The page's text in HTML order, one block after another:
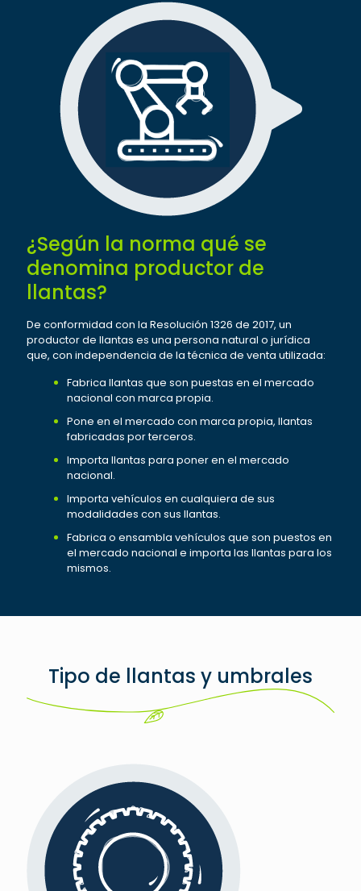
¿Según la norma qué se
denomina productor de
llantas?
De conformidad con la Resolución 1326 de 2017, un
productor de llantas es una persona natural o jurídica
que, con independencia de la técnica de venta utilizada:
Fabrica llantas que son puestas en el mercado
nacional con marca propia.
Pone en el mercado con marca propia, llantas
fabricadas por terceros.
Importa llantas para poner en el mercado
nacional.
Importa vehículos en cualquiera de sus
modalidades con sus llantas.
Fabrica o ensambla vehículos que son puestos en
el mercado nacional e importa las llantas para los
mismos.
Tipo de llantas y umbrales